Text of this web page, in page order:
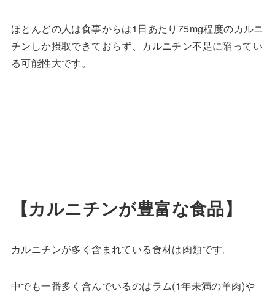
ほとんどの人は食事からは1日あたり75mg程度のカルニ
チンしか摂取できておらず、カルニチン不足に陥ってい
る可能性大です。
【カルニチンが豊富な食品】
カルニチンが多く含まれている食材は肉類です。
中でも一番多く含んでいるのはラム(1年未満の羊肉)や